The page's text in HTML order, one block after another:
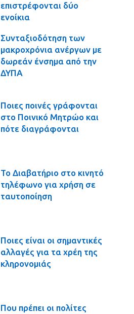
επιστρέφονται δύο
ενοίκια
Συνταξιοδότηση των
μακροχρόνια ανέργων με
δωρεάν ένσημα από την
ΔΥΠΑ
Ποιες ποινές γράφονται
στο Ποινικό Μητρώο και
πότε διαγράφονται
Το Διαβατήριο στο κινητό
τηλέφωνο για χρήση σε
ταυτοποίηση
Ποιες είναι οι σημαντικές
αλλαγές για τα χρέη της
κληρονομιάς
Που πρέπει οι πολίτες